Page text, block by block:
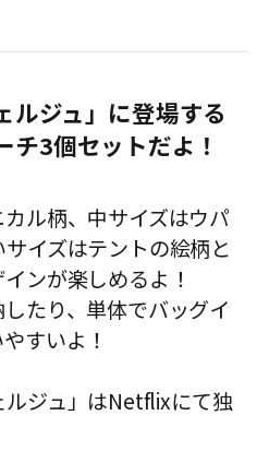
ルジュ」に登場する
チ3個セットだよ！
ル柄、中サイズはウパ
イズはテントの絵柄と
ンが楽しめるよ！
たり、単体でバッグイ
すいよ！
ジュ」はNetflixにて独